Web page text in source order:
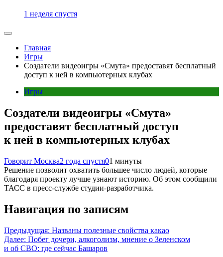
1 неделя спустя
Главная
Игры
Создатели видеоигры «Смута» предоставят бесплатный
доступ к ней в компьютерных клубах
Игры
Создатели видеоигры «Смута»
предоставят бесплатный доступ
к ней в компьютерных клубах
Говорит Москва2 года спустя01 минуты
Решение позволит охватить большее число людей, которые
благодаря проекту лучше узнают историю. Об этом сообщили
ТАСС в пресс-службе студии-разработчика.
Навигация по записям
Предыдущая: Названы полезные свойства какао
Далее: Побег дочери, алкоголизм, мнение о Зеленском
и об СВО: где сейчас Башаров